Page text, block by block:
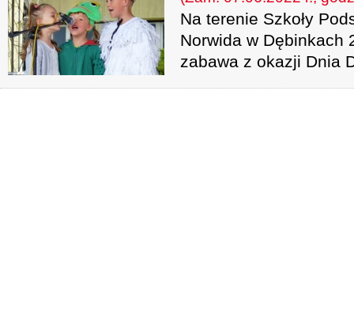
Na terenie Szkoły
Norwida w Dębinkach
zabawa z okazji Dnia